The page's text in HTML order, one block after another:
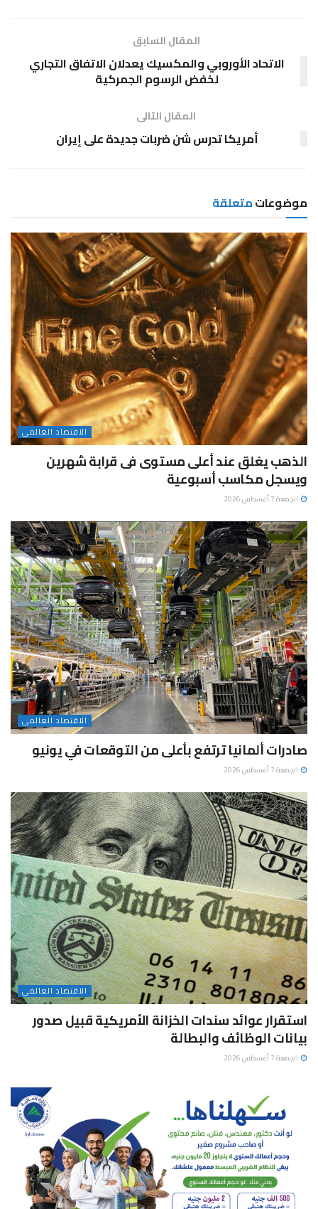
المقال السابق
الاتحاد الأوروبي والمكسيك يعدلان الاتفاق التجاري
لخفض الرسوم الجمركية
المقال التالى
أمريكا تدرس شن ضربات جديدة على إيران
موضوعاتمتعلقة
الاقتصاد العالمى
الذهب يغلق عند أعلى مستوى فى قرابة شهرين
ويسجل مكاسب أسبوعية
الجمعة 7 أغسطس 2026
الاقتصاد العالمى
صادرات ألمانيا ترتفع بأعلى من التوقعات في يونيو
الجمعة 7 أغسطس 2026
الاقتصاد العالمى
استقرار عوائد سندات الخزانة الأمريكية قبيل صدور
بيانات الوظائف والبطالة
الجمعة 7 أغسطس 2026